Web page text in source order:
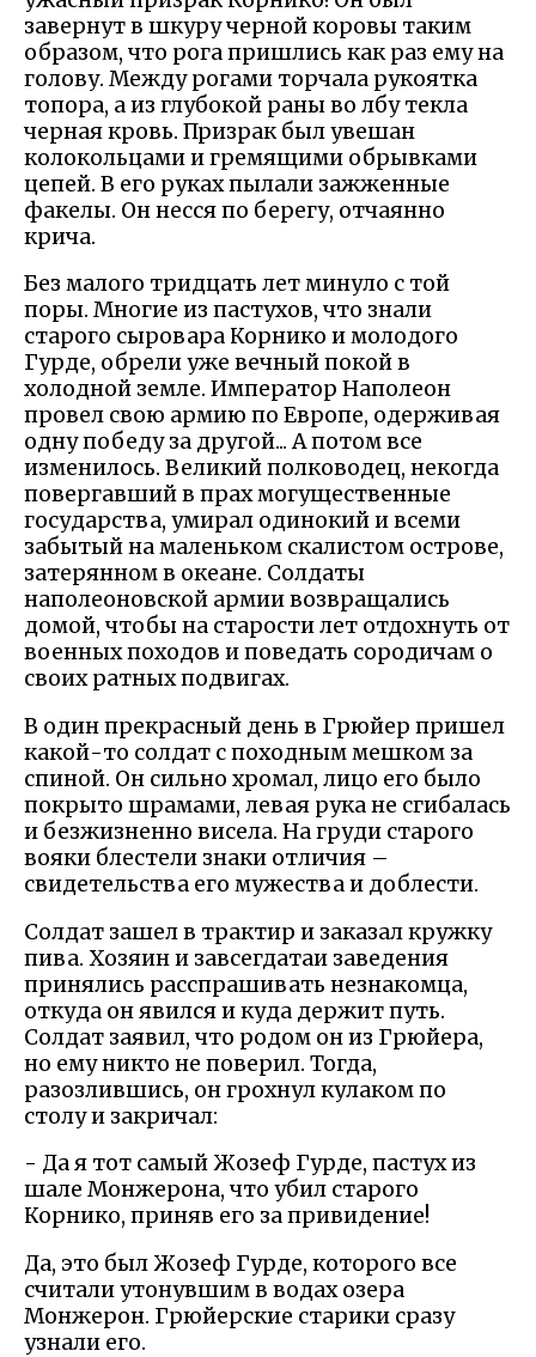
завернут в шкуру черной коровы таким
образом, что рога пришлись как раз ему на
голову. Между рогами торчала рукоятка
топора, а из глубокой раны во лбу текла
черная кровь. Призрак был увешан
колокольцами и гремящими обрывками
цепей. В его руках пылали зажженные
факелы. Он несся по берегу, отчаянно
крича.
Без малого тридцать лет минуло с той
поры. Многие из пастухов, что знали
старого сыровара Корнико и молодого
Гурде, обрели уже вечный покой в
холодной земле. Император Наполеон
провел свою армию по Европе, одерживая
одну победу за другой... А потом все
изменилось. Великий полководец, некогда
повергавший в прах могущественные
государства, умирал одинокий и всеми
забытый на маленьком скалистом острове,
затерянном в океане. Солдаты
наполеоновской армии возвращались
домой, чтобы на старости лет отдохнуть от
военных походов и поведать сородичам о
своих ратных подвигах.
В один прекрасный день в Грюйер пришел
какой-то солдат с походным мешком за
спиной. Он сильно хромал, лицо его было
покрыто шрамами, левая рука не сгибалась
и безжизненно висела. На груди старого
вояки блестели знаки отличия –
свидетельства его мужества и доблести.
Солдат зашел в трактир и заказал кружку
пива. Хозяин и завсегдатаи заведения
принялись расспрашивать незнакомца,
откуда он явился и куда держит путь.
Солдат заявил, что родом он из Грюйера,
но ему никто не поверил. Тогда,
разозлившись, он грохнул кулаком по
столу и закричал:
- Да я тот самый Жозеф Гурде, пастух из
шале Монжерона, что убил старого
Корнико, приняв его за привидение!
Да, это был Жозеф Гурде, которого все
считали утонувшим в водах озера
Монжерон. Грюйерские старики сразу
узнали его.